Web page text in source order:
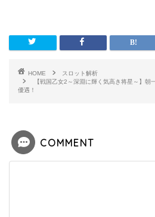
HOME
スロット解析
【戦国乙女2～深淵に輝く気高き将星～】朝
優遇！
COMMENT